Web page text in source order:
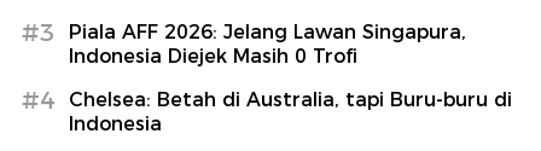
#3
Piala AFF 2026: Jelang Lawan Singapura,
Indonesia Diejek Masih 0 Trofi
#4
Chelsea: Betah di Australia, tapi Buru-buru di
Indonesia